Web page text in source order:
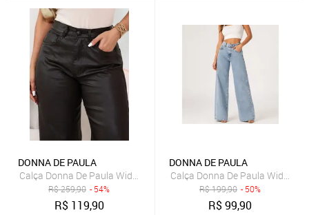
DONNA DE PAULA
Calça Donna De Paula Wide Leg Preta De Bengaline Feminina
R$259,90 - 54%
R$ 119,90
DONNA DE PAULA
Calça Donna De Paula Wide
R$199,90 - 50%
R$99,90